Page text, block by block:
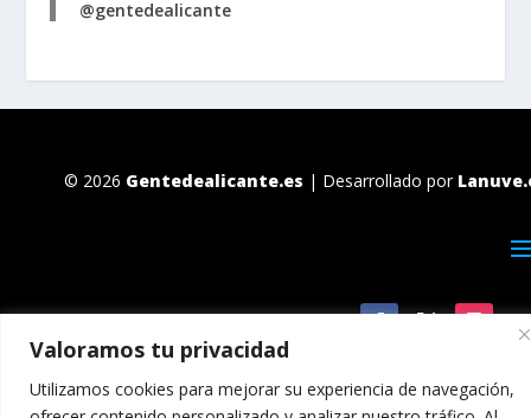
Valoramos tu privacidad
Utilizamos cookies para mejorar su experiencia de navegación,
@gentedealicante
© 2026 Gentedealicante.es | Desarrollado por